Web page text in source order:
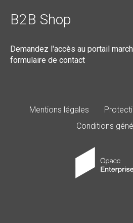
B2B Shop
Demandez l'accès au portail
formulaire de contact
Mentions légales
Conditions